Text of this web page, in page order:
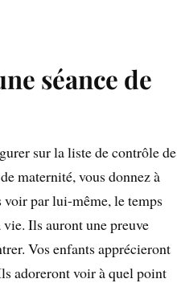
séance de
sur la liste de contrôle de
maternité, vous donnez à
voir par lui-même, le temps
vie. Ils auront une preuve
Vos enfants apprécieront
adoreront voir à quel point